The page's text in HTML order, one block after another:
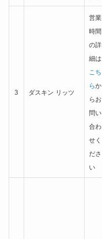
3 ダスキン リッツ
営業
時間
の詳
細は
こち
らか
らお
問い
合わ
せく
ださ
い